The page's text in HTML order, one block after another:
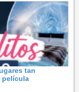
tan
película